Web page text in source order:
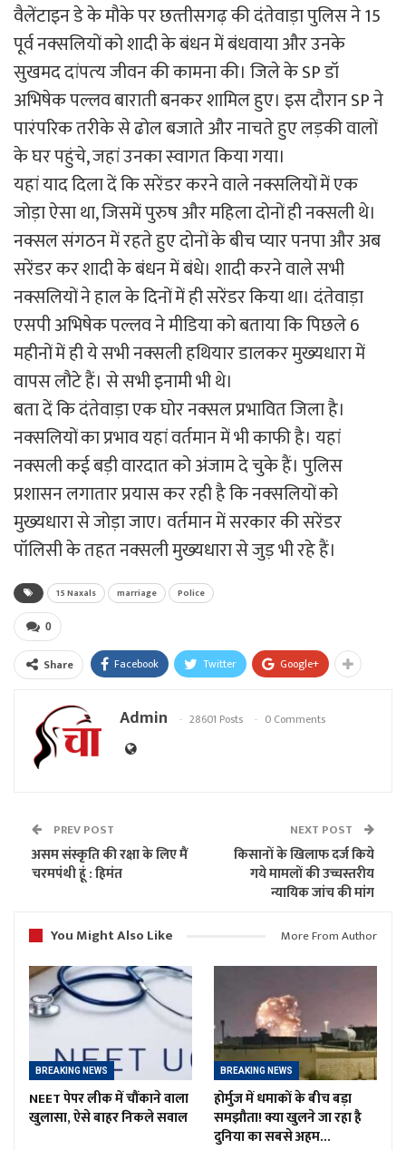
वैलेंटाइन डे के मौके पर छत्‍तीसगढ़ की दंतेवाड़ा पुलिस ने 15
पूर्व नक्‍सलियों को शादी के बंधन में बंधवाया और उनके
सुखमद दांपत्‍य जीवन की कामना की। जिले के SP डॉ
अभिषेक पल्लव बाराती बनकर शामिल हुए। इस दौरान SP ने
पारंपरिक तरीके से ढोल बजाते और नाचते हुए लड़की वालों
के घर पहुंचे, जहां उनका स्‍वागत किया गया।
यहां याद दिला दें कि सरेंडर करने वाले नक्सलियों में एक
जोड़ा ऐसा था, जिसमें पुरुष और महिला दोनों ही नक्सली थे।
नक्सल संगठन में रहते हुए दोनों के बीच प्यार पनपा और अब
सरेंडर कर शादी के बंधन में बंधे। शादी करने वाले सभी
नक्सलियों ने हाल के दिनों में ही सरेंडर किया था। दंतेवाड़ा
एसपी अभिषेक पल्लव ने मीडिया को बताया कि पिछले 6
महीनों में ही ये सभी नक्‍सली हथियार डालकर मुख्‍यधारा में
वापस लौटे हैं। से सभी इनामी भी थे।
बता दें कि दंतेवाड़ा एक घोर नक्‍सल प्रभावित जिला है।
नक्‍सलियों का प्रभाव यहां वर्तमान में भी काफी है। यहां
नक्‍सली कई बड़ी वारदात को अंजाम दे चुके हैं। पुलिस
प्रशासन लगातार प्रयास कर रही है कि नक्‍सलियों को
मुख्‍यधारा से जोड़ा जाए। वर्तमान में सरकार की सरेंडर
पॉलिसी के तहत नक्‍सली मुख्‍यधारा से जुड़ भी रहे हैं।
15 Naxals marriage Police
0
Share Facebook Twitter Google+
Admin 28601 Posts 0 Comments
PREV POST
असम संस्कृति की रक्षा के लिए मैं
चरमपंथी हूं : हिमंत
NEXT POST
किसानों के खिलाफ दर्ज किये
गये मामलों की उच्चस्तरीय
न्यायिक जांच की मांग
You Might Also Like
More From Author
BREAKING NEWS
NEET पेपर लीक में चौंकाने वाला
खुलासा, ऐसे बाहर निकले सवाल
BREAKING NEWS
होर्मुज में धमाकों के बीच बड़ा
समझौता! क्या खुलने जा रहा है
दुनिया का सबसे अहम…